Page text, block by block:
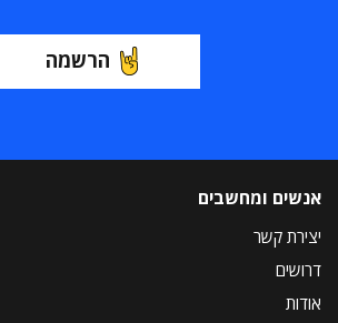
הרשמה
אנשים ומחשבים
יצירת קשר
דרושים
אודות